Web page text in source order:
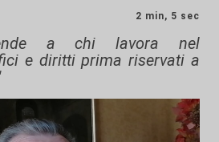
2 min, 5 sec
a chi lavora nel
e diritti prima riservati a